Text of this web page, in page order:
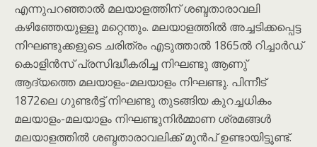
എന്നുപറഞ്ഞാൽ മലയാളത്തിന് ശബ്ദതാരാവലി
കഴിഞ്ഞേയുള്ളൂ മറ്റെന്തും. മലയാളത്തിൽ അച്ചടിക്കപ്പെട്ട
നിഘണ്ടുക്കളുടെ ചരിത്രം എടുത്താൽ 1865ൽ റിച്ചാർഡ്
കൊളിൻസ് പ്രസിദ്ധീകരിച്ച നിഘണ്ടു ആണു്
ആദ്യത്തെ മലയാളം-മലയാളം നിഘണ്ടു. പിന്നീട്
1872ലെ ഗുണ്ടർട്ട് നിഘണ്ടു തുടങ്ങിയ കുറച്ചധികം
മലയാളം-മലയാളം നിഘണ്ടുനിർമ്മാണ ശ്രമങ്ങൾ
മലയാളത്തിൽ ശബ്ദതാരാവലിക്ക് മുൻപ് ഉണ്ടായിട്ടൂണ്ട്.